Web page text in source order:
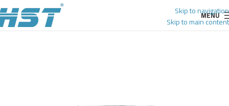
Skip to navigation
Skip to main content
MENU